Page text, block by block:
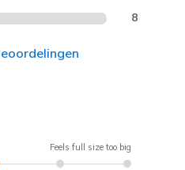
8
Feels full size too big